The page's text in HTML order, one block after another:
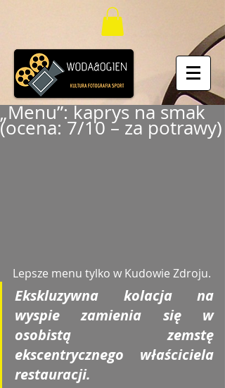
„Menu”: kaprys na smak
(ocena: 7/10 – za potrawy)
Ekskluzywna kolacja na
wyspie zamienia się w
osobistą zemstę
ekscentrycznego właściciela
restauracji.